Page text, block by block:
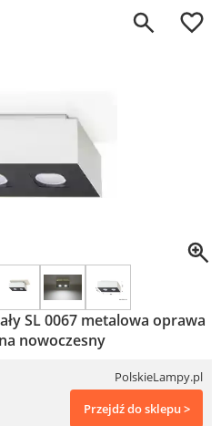
0
SL 0067 metalowa oprawa
nowoczesny
PolskieLampy.pl
Przejdź do sklepu >